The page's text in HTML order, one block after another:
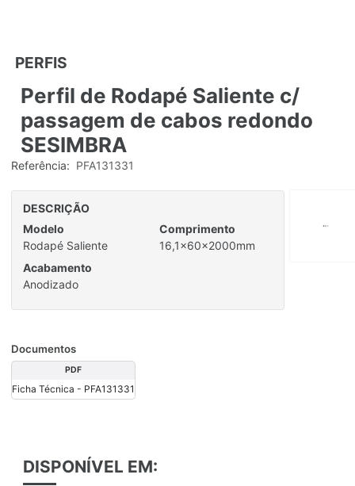
PERFIS
Perfil de Rodapé Saliente c/
passagem de cabos redondo
SESIMBRA
Referência: PFA131331
DESCRIÇÃO
Modelo
Rodapé Saliente
Comprimento
16,1x60x2000mm
Acabamento
Anodizado
Documentos
PDF
Ficha Técnica - PFA131331
DISPONÍVEL EM: